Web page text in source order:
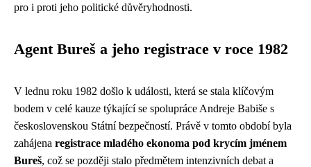
pro i proti jeho politické důvěryhodnosti.
Agent Bureš a jeho registrace v roce 1982
V lednu roku 1982 došlo k události, která se stala klíčovým
bodem v celé kauze týkající se spolupráce Andreje Babiše s
československou Státní bezpečností. Právě v tomto období byla
zahájena registrace mladého ekonoma pod krycím jménem
Bureš, což se později stalo předmětem intenzivních debat a